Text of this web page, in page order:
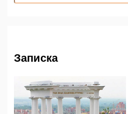
Записка